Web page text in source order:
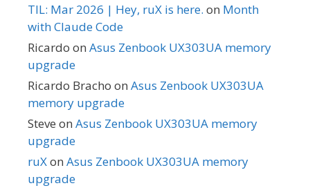
TIL: Mar 2026 | Hey, ruX is here. on Month
with Claude Code
Ricardo on Asus Zenbook UX303UA memory
upgrade
Ricardo Bracho on Asus Zenbook UX303UA
memory upgrade
Steve on Asus Zenbook UX303UA memory
upgrade
ruXon Asus Zenbook UX303UA memory
upgrade